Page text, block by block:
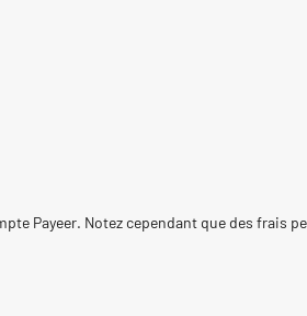
Payeer. Notez cependant que des frais